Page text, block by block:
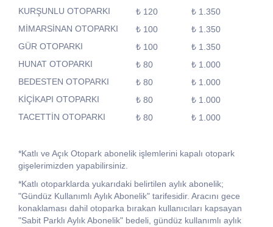
KURŞUNLU OTOPARKI
₺ 120
₺ 1.350
MİMARSİNAN OTOPARKI
₺ 100
₺ 1.350
GÜR OTOPARKI
₺ 100
₺ 1.350
HUNAT OTOPARKI
₺ 80
₺ 1.000
BEDESTEN OTOPARKI
₺ 80
₺ 1.000
KİÇİKAPI OTOPARKI
₺ 80
₺ 1.000
TACETTİN OTOPARKI
₺ 80 ₺ 1.000
*Katlı ve Açık Otopark abonelik işlemlerini kapalı otopark
gişelerimizden yapabilirsiniz.
*Katlı otoparklarda yukarıdaki belirtilen aylık abonelik;
"Gündüz Kullanımlı Aylık Abonelik" tarifesidir. Aracını gece
konaklaması dahil otoparka bırakan kullanıcıları kapsayan
"Sabit Parklı Aylık Abonelik" bedeli, gündüz kullanımlı aylık